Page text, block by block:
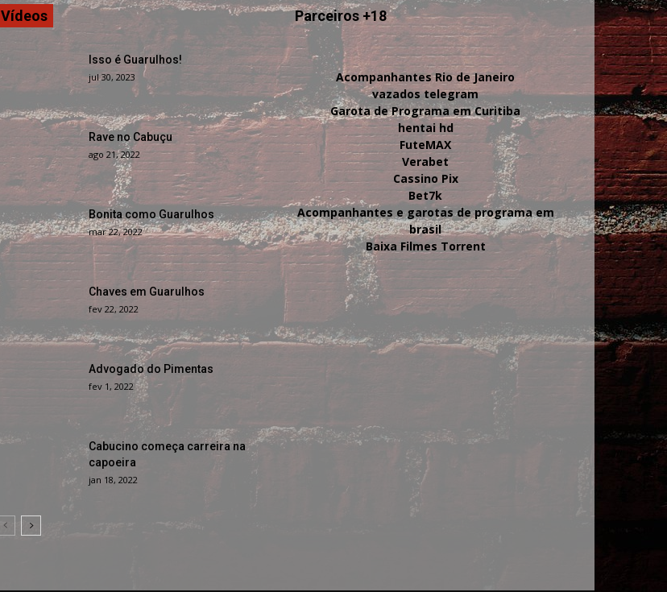
Vídeos
Isso é Guarulhos!
jul 30, 2023
Rave no Cabuçu
ago 21, 2022
Bonita como Guarulhos
mar 22, 2022
Chaves em Guarulhos
fev 22, 2022
Advogado do Pimentas
fev 1, 2022
Cabucino começa carreira na
capoeira
jan 18, 2022
Parceiros +18
Acompanhantes Rio de Janeiro
vazados telegram
Garota de Programa em Curitiba
hentai hd
FuteMAX
Verabet
Cassino Pix
Bet7k
Acompanhantes e garotas de programa em
brasil
Baixa Filmes Torrent